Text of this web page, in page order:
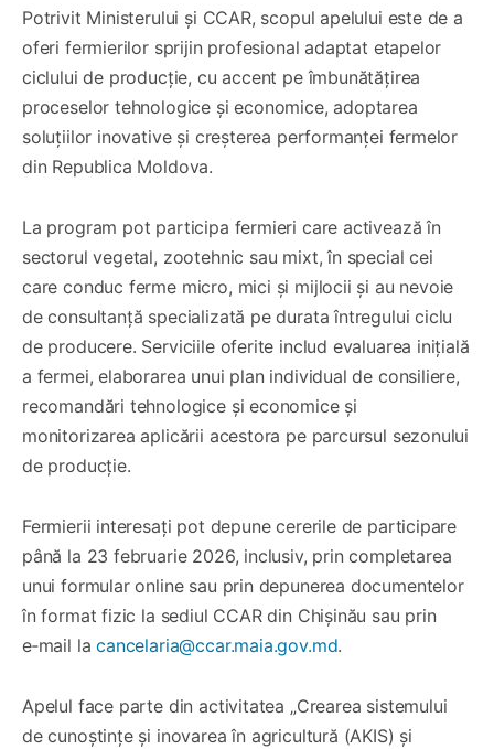
Potrivit Ministerului și CCAR, scopul apelului este de a
oferi fermierilor sprijin profesional adaptat etapelor
ciclului de producție, cu accent pe îmbunătățirea
proceselor tehnologice și economice, adoptarea
soluțiilor inovative și creșterea performanței fermelor
din Republica Moldova.
La program pot participa fermieri care activează în
sectorul vegetal, zootehnic sau mixt, în special cei
care conduc ferme micro, mici și mijlocii și au nevoie
de consultanță specializată pe durata întregului ciclu
de producere. Serviciile oferite includ evaluarea inițială
a fermei, elaborarea unui plan individual de consiliere,
recomandări tehnologice și economice și
monitorizarea aplicării acestora pe parcursul sezonului
de producție.
Fermierii interesați pot depune cererile de participare
până la 23 februarie 2026, inclusiv, prin completarea
unui formular online sau prin depunerea documentelor
în format fizic la sediul CCAR din Chișinău sau prin
e‑mail lacancelaria@ccar.maia.gov.md.
Apelul face parte din activitatea „Crearea sistemului
de cunoștințe și inovarea în agricultură (AKIS) și